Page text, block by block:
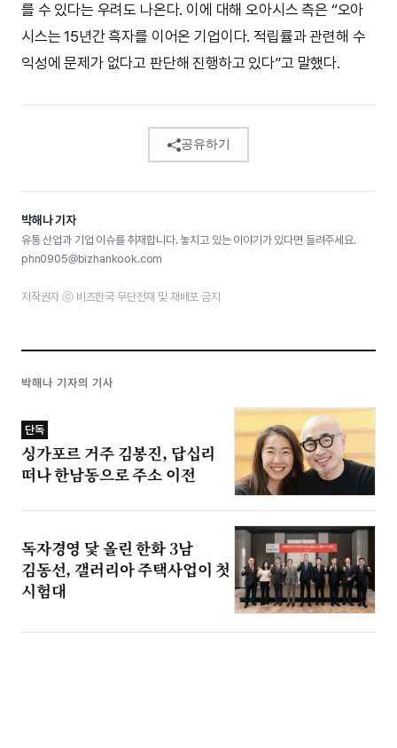
를 수 있다는 우려도 나온다. 이에 대해 오아시스 측은 “오아
시스는 15년간 흑자를 이어온 기업이다. 적립률과 관련해 수
익성에 문제가 없다고 판단해 진행하고 있다”고 말했다.
공유하기
박해나 기자
유통 산업과 기업 이슈를 취재합니다. 놓치고 있는 이야기가 있다면 들려주세요.
phn0905@bizhankook.com
저작권자 ⓒ 비즈한국 무단전재 및 재배포 금지
박해나 기자의 기사
단독
싱가포르 거주 김봉진, 답십리
떠나 한남동으로 주소 이전
독자경영 닻 올린 한화 3남
김동선, 갤러리아 주택사업이 첫
시험대